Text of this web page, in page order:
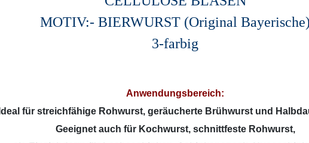
MOTIV:- BIERWURST (Original Bayerische)
3-farbig
Anwendungsbereich:
Ideal für streichfähige Rohwurst, geräucherte Brühwurst und
Geeignet auch für Kochwurst, schnittfeste Rohwurst,